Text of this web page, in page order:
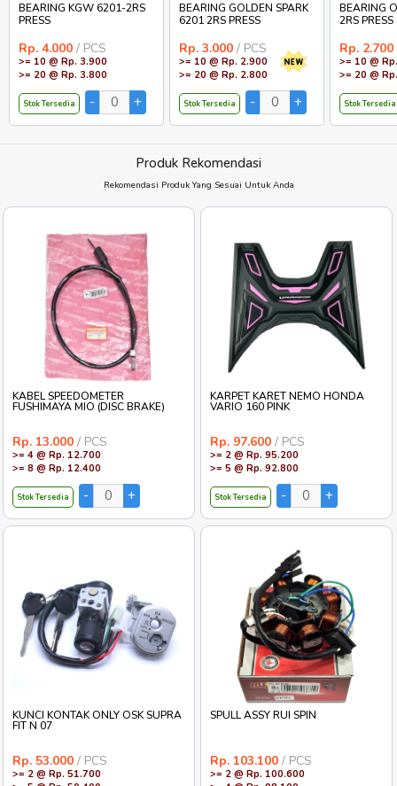
BEARING KGW 6201-2RS
PRESS
Rp. 4.000 / PCS
>= 10 @ Rp. 3.900
>= 20 @ Rp. 3.800
Stok Tersedia
BEARING GOLDEN SPARK
6201 2RS PRESS
Rp. 3.000 / PCS
>= 10 @ Rp. 2.900
>= 20 @ Rp. 2.800
Stok Tersedia
BEARING
2RS PRESS
Rp. 2.700
>= 10 @
>= 20 @
Stok Tersedia
Produk Rekomendasi
Rekomendasi Produk Yang Sesuai Untuk Anda
KABEL SPEEDOMETER
FUSHIMAYA MIO (DISC BRAKE)
Rp. 13.000 / PCS
>= 4 @ Rp. 12.700
>= 8 @ Rp. 12.400
Stok Tersedia
KARPET KARET NEMO HONDA
VARIO 160 PINK
Rp. 97.600 / PCS
>= 2 @ Rp. 95.200
>= 5 @ Rp. 92.800
Stok Tersedia
KUNCI KONTAK ONLY OSK SUPRA
FIT N 07
Rp. 53.000 / PCS
>= 2 @ Rp. 51.700
SPULL ASSY RUI SPIN
Rp. 103.100 / PCS
>= 2 @ Rp. 100.600